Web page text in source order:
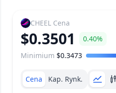
CHEEL Cena
$0.3501 0.40%
Zakres Cen
Minimium $0.3473
Cena Kap. Rynk.